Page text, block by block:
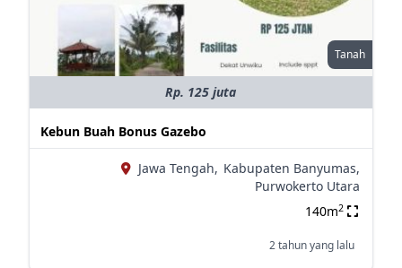
Tanah
Rp. 125 juta
Kebun Buah Bonus Gazebo
Jawa Tengah, Kabupaten Banyumas,
Purwokerto Utara
140m2
2 tahun yang lalu